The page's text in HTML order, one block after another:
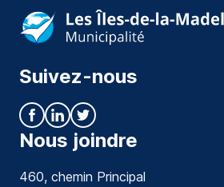
Suivez-nous
Nous joindre
460, chemin Principal